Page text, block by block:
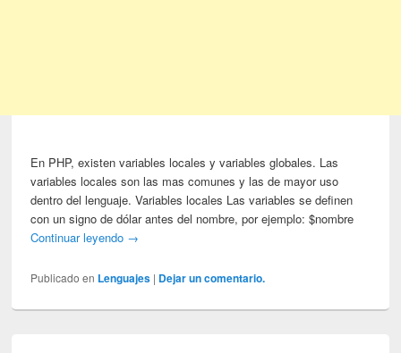
En PHP, existen variables locales y variables globales. Las
variables locales son las mas comunes y las de mayor uso
dentro del lenguaje. Variables locales Las variables se definen
con un signo de dólar antes del nombre, por ejemplo: $nombre
Continuar leyendo →
Publicado en Lenguajes | Dejar un comentario.